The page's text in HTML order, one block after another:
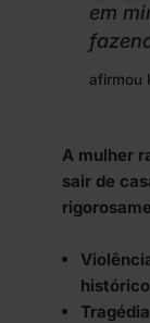
em
afirmou
A mulher
sair de